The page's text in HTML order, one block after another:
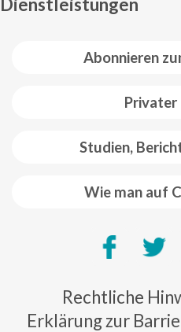
Abonnieren
Privater
Studien,
Wie man auf
Dienstleistungen
Rechtliche
Erklärung zur